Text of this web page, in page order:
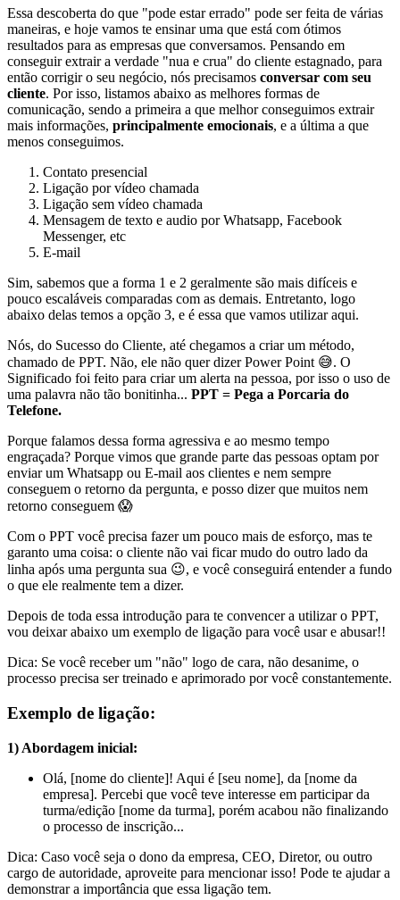
Essa descoberta do que "pode estar errado" pode ser feita de várias
maneiras, e hoje vamos te ensinar uma que está com ótimos
resultados para as empresas que conversamos. Pensando em
conseguir extrair a verdade "nua e crua" do cliente estagnado, para
então corrigir o seu negócio, nós precisamos conversar com seu
cliente. Por isso, listamos abaixo as melhores formas de
comunicação, sendo a primeira a que melhor conseguimos extrair
mais informações, principalmente emocionais, e a última a que
menos conseguimos.
Contato presencial
Ligação por vídeo chamada
Ligação sem vídeo chamada
Mensagem de texto e audio por Whatsapp, Facebook
Messenger, etc
E-mail
Sim, sabemos que a forma 1 e 2 geralmente são mais difíceis e
pouco escaláveis comparadas com as demais. Entretanto, logo
abaixo delas temos a opção 3, e é essa que vamos utilizar aqui.
Nós, do Sucesso do Cliente, até chegamos a criar um método,
chamado de PPT. Não, ele não quer dizer Power Point 😅. O
Significado foi feito para criar um alerta na pessoa, por isso o uso de
uma palavra não tão bonitinha... PPT = Pega a Porcaria do
Telefone.
Porque falamos dessa forma agressiva e ao mesmo tempo
engraçada? Porque vimos que grande parte das pessoas optam por
enviar um Whatsapp ou E-mail aos clientes e nem sempre
conseguem o retorno da pergunta, e posso dizer que muitos nem
retorno conseguem 😱
Com o PPT você precisa fazer um pouco mais de esforço, mas te
garanto uma coisa: o cliente não vai ficar mudo do outro lado da
linha após uma pergunta sua 😉, e você conseguirá entender a fundo
o que ele realmente tem a dizer.
Depois de toda essa introdução para te convencer a utilizar o PPT,
vou deixar abaixo um exemplo de ligação para você usar e abusar!!
Dica: Se você receber um "não" logo de cara, não desanime, o
processo precisa ser treinado e aprimorado por você constantemente.
Exemplo de ligação:
1) Abordagem inicial:
Olá, [nome do cliente]! Aqui é [seu nome], da [nome da
empresa]. Percebi que você teve interesse em participar da
turma/edição [nome da turma], porém acabou não finalizando
o processo de inscrição...
Dica: Caso você seja o dono da empresa, CEO, Diretor, ou outro
cargo de autoridade, aproveite para mencionar isso! Pode te ajudar a
demonstrar a importância que essa ligação tem.